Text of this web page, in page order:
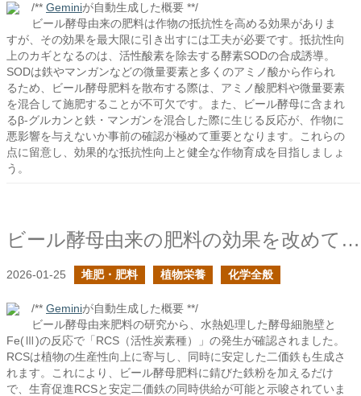
/** Geminiが自動生成した概要 **/
ビール酵母由来の肥料は作物の抵抗性を高める効果がありま
すが、その効果を最大限に引き出すには工夫が必要です。抵抗性向
上のカギとなるのは、活性酸素を除去する酵素SODの合成誘導。
SODは鉄やマンガンなどの微量要素と多くのアミノ酸から作られ
るため、ビール酵母肥料を散布する際は、アミノ酸肥料や微量要素
を混合して施肥することが不可欠です。また、ビール酵母に含まれ
るβ-グルカンと鉄・マンガンを混合した際に生じる反応が、作物に
悪影響を与えないか事前の確認が極めて重要となります。これらの
点に留意し、効果的な抵抗性向上と健全な作物育成を目指しましょ
う。
ビール酵母由来の肥料の効果を改めて考えてみたの続き
2026-01-25 堆肥・肥料 植物栄養 化学全般
/** Geminiが自動生成した概要 **/
ビール酵母由来肥料の研究から、水熱処理した酵母細胞壁と
Fe(Ⅲ)の反応で「RCS（活性炭素種）」の発生が確認されました。
RCSは植物の生産性向上に寄与し、同時に安定した二価鉄も生成さ
れます。これにより、ビール酵母肥料に錆びた鉄粉を加えるだけ
で、生育促進RCSと安定二価鉄の同時供給が可能と示唆されていま